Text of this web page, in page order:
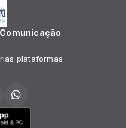
plataformas